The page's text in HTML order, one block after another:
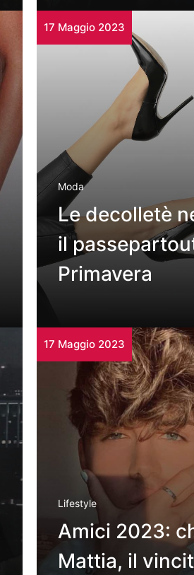
17 Maggio 2023
Moda
Le decolletè
il
Primavera
17 Maggio 2023
Lifestyle
Amici 2023:
Mattia, il